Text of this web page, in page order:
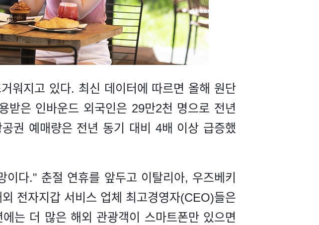
워지고 있다. 최신 데이터에 따르면 올해 원단
은 인바운드 외국인은 29만2천 명으로 전년
권 예매량은 전년 동기 대비 4배 이상 급증했
다." 춘절 연휴를 앞두고 이탈리아, 우즈베키
전자지갑 서비스 업체 최고경영자(CEO)들은
는 더 많은 해외 관광객이 스마트폰만 있으면